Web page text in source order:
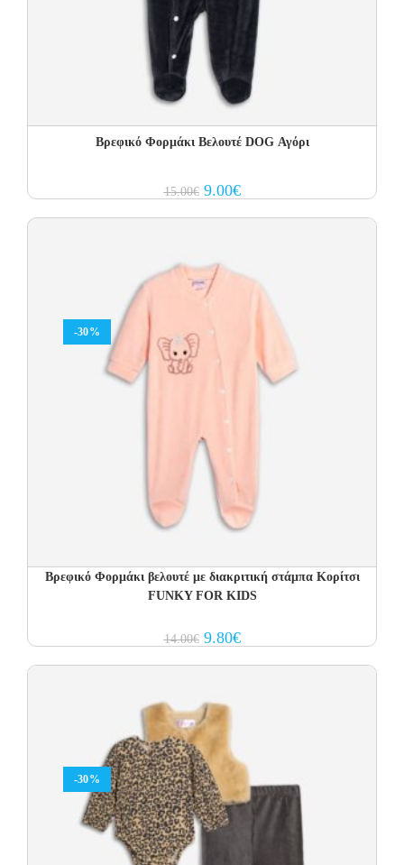
Βρεφικό Φορμάκι Βελουτέ DOG Αγόρι
15.00€ Original
price
9.00€Current
price
-30%
Βρεφικό Φορμάκι βελουτέ με διακριτική στάμπα Κορίτσι
FUNKY FOR KIDS
14.00€ Original
price
9.80€Current
price
-30%